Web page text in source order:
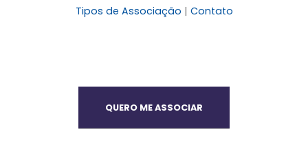
Tipos de Associação | Contato
QUERO ME ASSOCIAR